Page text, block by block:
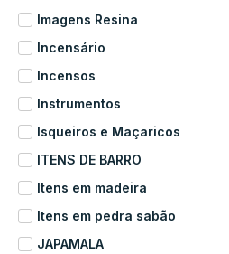
Imagens Resina
Incensário
Incensos
Instrumentos
Isqueiros e Maçaricos
ITENS DE BARRO
Itens em madeira
Itens em pedra sabão
JAPAMALA